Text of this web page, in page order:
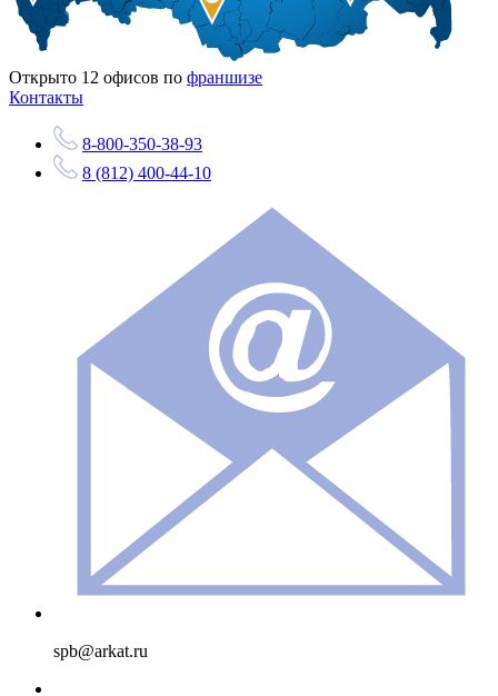
Открыто 12 офисов по франшизе
Контакты
8-800-350-38-93
8 (812) 400-44-10
spb@arkat.ru